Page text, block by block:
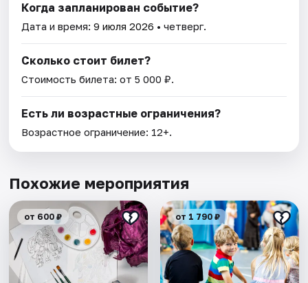
Когда запланирован событие?
Дата и время:9 июля 2026 • четверг.
Сколько стоит билет?
Стоимость билета: от 5 000 ₽.
Есть ли возрастные ограничения?
Возрастное ограничение: 12+.
Похожие мероприятия
от 600 ₽ от 1 790 ₽